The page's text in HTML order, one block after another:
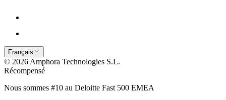
Français
© 2026 Amphora Technologies S.L.
Récompensé
Nous sommes #10 au Deloitte Fast 500 EMEA